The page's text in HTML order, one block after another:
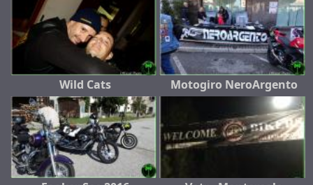
Wild Cats Motogiro NeroArgento